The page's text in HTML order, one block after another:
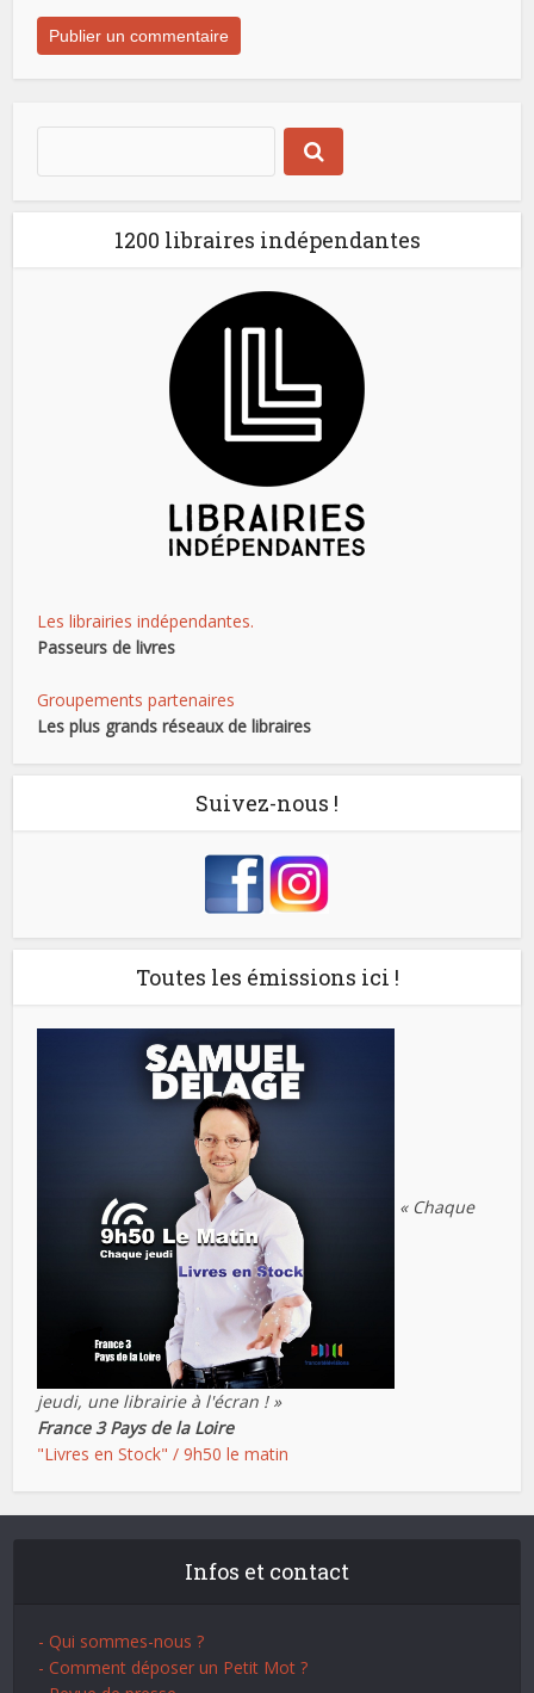
1200 libraires indépendantes
Les librairies indépendantes.
Passeurs de livres
Groupements partenaires
Les plus grands réseaux de libraires
Suivez-nous !
Toutes les émissions ici !
« Chaque
jeudi, une librairie à l'écran ! »
France 3 Pays de la Loire
"Livres en Stock" / 9h50 le matin
Infos et contact
- Qui sommes-nous ?
- Comment déposer un Petit Mot ?